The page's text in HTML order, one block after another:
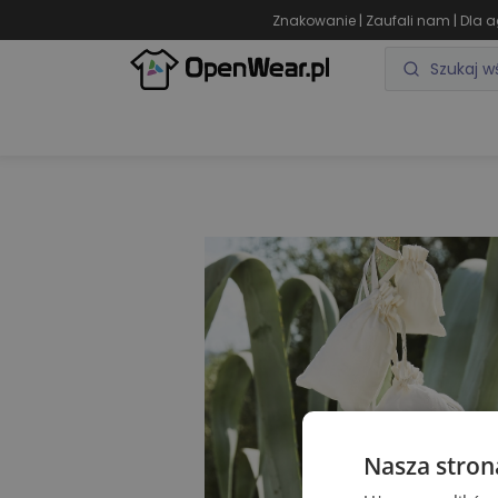
Znakowanie | Zaufali nam | Dla
Nasza